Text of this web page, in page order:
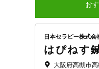
お
日本セラピー株式会
はぴねす
大阪府高槻市